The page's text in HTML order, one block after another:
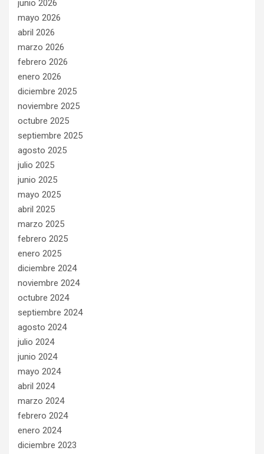
junio 2026
mayo 2026
abril 2026
marzo 2026
febrero 2026
enero 2026
diciembre 2025
noviembre 2025
octubre 2025
septiembre 2025
agosto 2025
julio 2025
junio 2025
mayo 2025
abril 2025
marzo 2025
febrero 2025
enero 2025
diciembre 2024
noviembre 2024
octubre 2024
septiembre 2024
agosto 2024
julio 2024
junio 2024
mayo 2024
abril 2024
marzo 2024
febrero 2024
enero 2024
diciembre 2023